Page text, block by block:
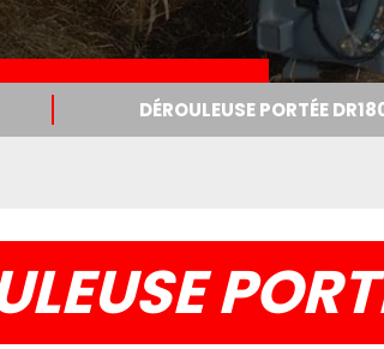
DÉROULEUSE PORTÉE